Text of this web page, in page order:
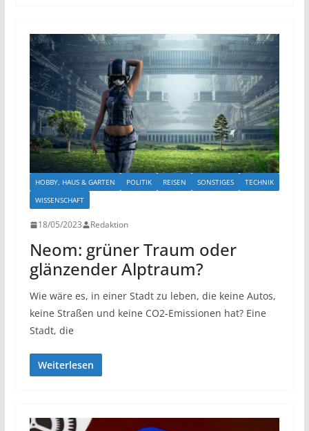
HOBBY, HAUS & GARTEN POLITIK REISEN SONSTIGES
TECHNIK
WISSENSCHAFT
18/05/2023 Redaktion
Neom: grüner Traum oder
glänzender Alptraum?
Wie wäre es, in einer Stadt zu leben, die keine Autos,
keine Straßen und keine CO2-Emissionen hat? Eine
Stadt, die
Weiterlesen